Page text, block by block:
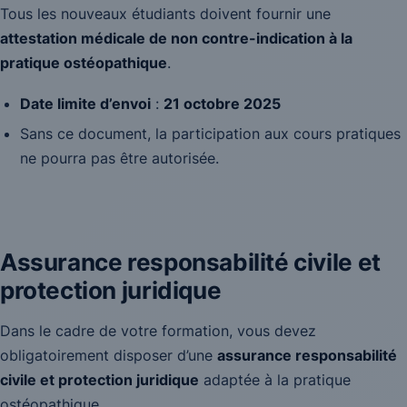
Tous les nouveaux étudiants doivent fournir une
attestation médicale de non contre-indication à la
pratique ostéopathique.
Date limite d’envoi : 21 octobre 2025
Sans ce document, la participation aux cours pratiques
ne pourra pas être autorisée.
Assurance responsabilité civile et
protection juridique
Dans le cadre de votre formation, vous devez
obligatoirement disposer d’une assurance responsabilité
civile et protection juridique adaptée à la pratique